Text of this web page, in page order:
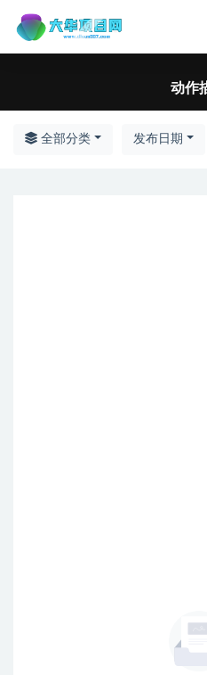
动作
全部分类 发布日期